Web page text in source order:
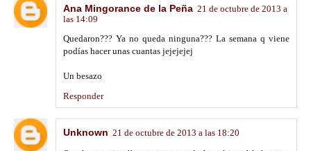
Ana Mingorance de la Peña 21 de octubre de 2013 a
las 14:09
Quedaron??? Ya no queda ninguna??? La semana q viene
podías hacer unas cuantas jejejejej
Un besazo
Responder
Unknown 21 de octubre de 2013 a las 18:20